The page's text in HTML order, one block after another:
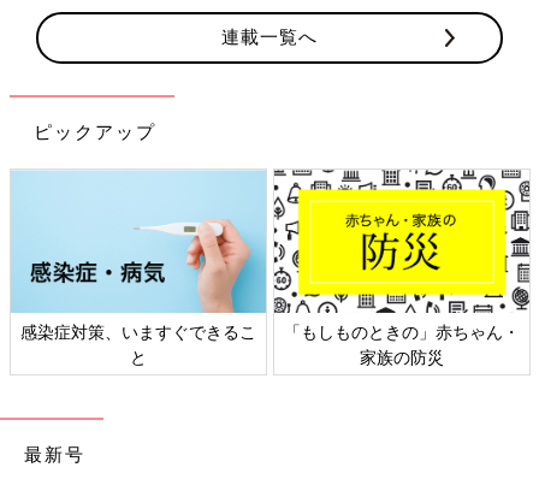
連載一覧へ
ピックアップ
感染症対策、いますぐできるこ
と
「もしものときの」赤ちゃん・
家族の防災
最新号